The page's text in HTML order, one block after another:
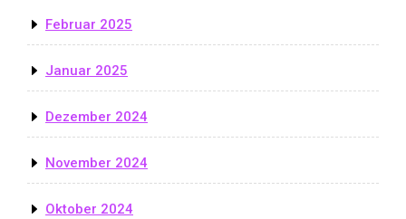
Februar 2025
Januar 2025
Dezember 2024
November 2024
Oktober 2024